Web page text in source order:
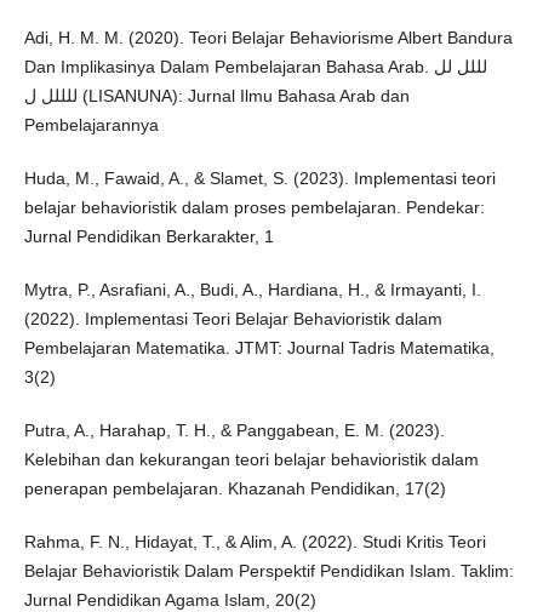
Adi, H. M. M. (2020). Teori Belajar Behaviorisme Albert Bandura
Dan Implikasinya Dalam Pembelajaran Bahasa Arab. لللل لل
للللل ل (LISANUNA): Jurnal Ilmu Bahasa Arab dan
Pembelajarannya
Huda, M., Fawaid, A., & Slamet, S. (2023). Implementasi teori
belajar behavioristik dalam proses pembelajaran. Pendekar:
Jurnal Pendidikan Berkarakter, 1
Mytra, P., Asrafiani, A., Budi, A., Hardiana, H., & Irmayanti, I.
(2022). Implementasi Teori Belajar Behavioristik dalam
Pembelajaran Matematika. JTMT: Journal Tadris Matematika,
3(2)
Putra, A., Harahap, T. H., & Panggabean, E. M. (2023).
Kelebihan dan kekurangan teori belajar behavioristik dalam
penerapan pembelajaran. Khazanah Pendidikan, 17(2)
Rahma, F. N., Hidayat, T., & Alim, A. (2022). Studi Kritis Teori
Belajar Behavioristik Dalam Perspektif Pendidikan Islam. Taklim:
Jurnal Pendidikan Agama Islam, 20(2)